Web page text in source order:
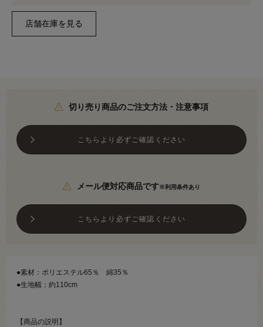
切り売り商品のご注文方法・注意事項
こちらより必ずご確認ください
メール便対応商品です※利用条件あり
こちらより必ずご確認ください
●素材：ポリエステル65％ 綿35％
●生地幅：約110cm
【商品の説明】